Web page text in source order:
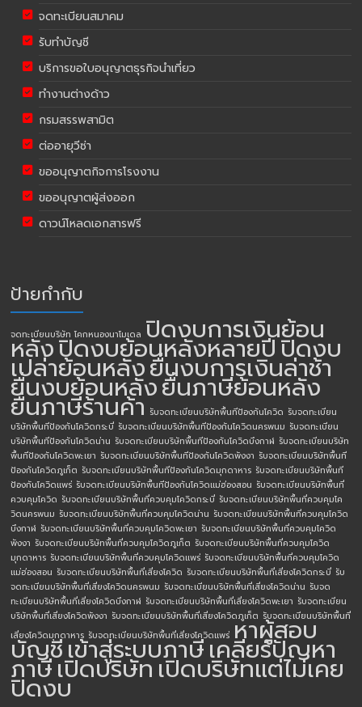
จดทะเบียนสมาคม
รับทำบัญชี
บริการขอใบอนุญาตธุรกิจนำเที่ยว
ทำงานต่างด้าว
กรมสรรพสามิต
ต่ออายุวีซ่า
ขออนุญาตกิจการโรงงาน
ขออนุญาตผู้ส่งออก
ดาวน์โหลดเอกสารฟรี
ป้ายกำกับ
จดทะเบียนบริษัท โคกหนองนาโมเดล ปิดงบการเงินย้อน
หลังปิดงบย้อนหลังหลายปีปิดงบ
เปล่าย้อนหลังยื่นงบการเงินล่าช้า
ยื่นงบย้อนหลังยื่นภาษีย้อนหลัง
ยื่นภาษีร้านค้า รับจดทะเบียนบริษัทพื้นทีป้องกันโควิด รับจดทะเบียน
บริษัทพื้นทีป้องกันโควิดกระบี่ รับจดทะเบียนบริษัทพื้นทีป้องกันโควิดนครพนม รับจดทะเบียน
บริษัทพื้นทีป้องกันโควิดน่าน รับจดทะเบียนบริษัทพื้นทีป้องกันโควิดบึงกาฬ รับจดทะเบียนบริษัท
พื้นทีป้องกันโควิดพะเยา รับจดทะเบียนบริษัทพื้นทีป้องกันโควิดพังงา รับจดทะเบียนบริษัทพื้นที
ป้องกันโควิดภูเก็ต รับจดทะเบียนบริษัทพื้นทีป้องกันโควิดมุกดาหาร รับจดทะเบียนบริษัทพื้นที
ป้องกันโควิดแพร่ รับจดทะเบียนบริษัทพื้นทีป้องกันโควิดแม่ฮ่องสอน รับจดทะเบียนบริษัทพื้นที่
ควบคุมโควิด รับจดทะเบียนบริษัทพื้นที่ควบคุมโควิดกระบี่ รับจดทะเบียนบริษัทพื้นที่ควบคุมโค
วิดนครพนม รับจดทะเบียนบริษัทพื้นที่ควบคุมโควิดน่าน รับจดทะเบียนบริษัทพื้นที่ควบคุมโควิด
บึงกาฬ รับจดทะเบียนบริษัทพื้นที่ควบคุมโควิดพะเยา รับจดทะเบียนบริษัทพื้นที่ควบคุมโควิด
พังงา รับจดทะเบียนบริษัทพื้นที่ควบคุมโควิดภูเก็ต รับจดทะเบียนบริษัทพื้นที่ควบคุมโควิด
มุกดาหาร รับจดทะเบียนบริษัทพื้นที่ควบคุมโควิดแพร่ รับจดทะเบียนบริษัทพื้นที่ควบคุมโควิด
แม่ฮ่องสอน รับจดทะเบียนบริษัทพื้นที่เสี่ยงโควิด รับจดทะเบียนบริษัทพื้นที่เสี่ยงโควิดกระบี่ รับ
จดทะเบียนบริษัทพื้นที่เสี่ยงโควิดนครพนม รับจดทะเบียนบริษัทพื้นที่เสี่ยงโควิดน่าน รับจด
ทะเบียนบริษัทพื้นที่เสี่ยงโควิดบึงกาฬ รับจดทะเบียนบริษัทพื้นที่เสี่ยงโควิดพะเยา รับจดทะเบียน
บริษัทพื้นที่เสี่ยงโควิดพังงา รับจดทะเบียนบริษัทพื้นที่เสี่ยงโควิดภูเก็ต รับจดทะเบียนบริษัทพื้นที่
เสี่ยงโควิดมุกดาหาร รับจดทะเบียนบริษัทพื้นที่เสี่ยงโควิดแพร่ หาผู้สอบ
บัญชีเข้าสู่ระบบภาษีเคลียร์ปัญหา
ภาษีเปิดบริษัทเปิดบริษัทแต่ไม่เคย
ปิดงบ